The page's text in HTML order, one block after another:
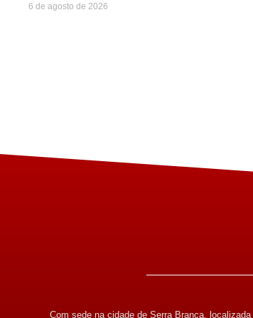
6 de agosto de 2026
Com sede na cidade de Serra Branca,